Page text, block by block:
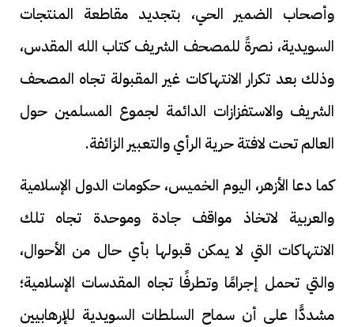
وأصحاب الضمير الحي، بتجديد مقاطعة المنتجات
السويدية، نصرةً للمصحف الشريف كتاب الله المقدس،
وذلك بعد تكرار الانتهاكات غير المقبولة تجاه المصحف
الشريف والاستفزازات الدائمة لجموع المسلمين حول
العالم تحت لافتة حرية الرأي والتعبير الزائفة.
كما دعا الأزهر، اليوم الخميس، حكومات الدول الإسلامية
والعربية لاتخاذ مواقف جادة وموحدة تجاه تلك
الانتهاكات التي لا يمكن قبولها بأي حال من الأحوال،
والتي تحمل إجرامًا وتطرفًا تجاه المقدسات الإسلامية؛
مشددًّا على أن سماح السلطات السويدية للإرهابيين